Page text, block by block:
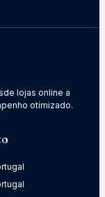
lojas online a
otimizado.